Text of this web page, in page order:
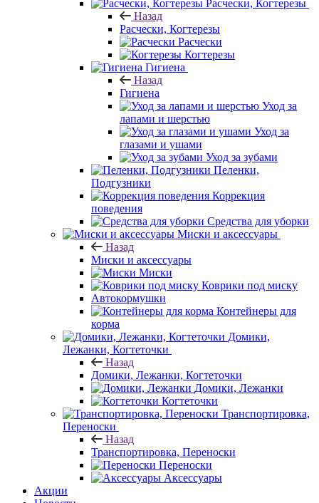
Расчески, Когтерезы
Назад
Расчески, Когтерезы
Расчески
Когтерезы
Гигиена
Назад
Гигиена
Уход за
лапами и шерстью
Уход за
глазами и ушами
Уход за зубами
Пеленки,
Подгузники
Коррекция
поведения
Средства для уборки
Миски и аксессуары
Назад
Миски и аксессуары
Миски
Коврики под миску
Автокормушки
Контейнеры для
корма
Домики,
Лежанки, Когтеточки
Назад
Домики, Лежанки, Когтеточки
Домики, Лежанки
Когтеточки
Транспортировка,
Переноски
Назад
Транспортировка, Переноски
Переноски
Аксессуары
Акции